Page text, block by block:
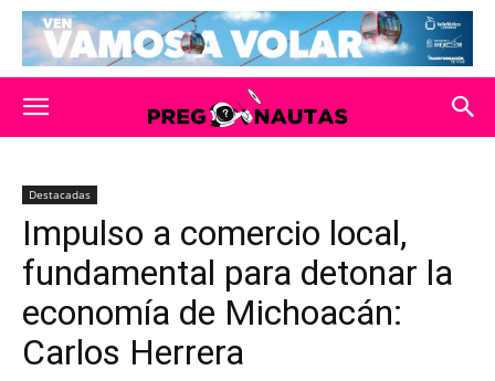
Destacadas
Impulso a comercio local,
fundamental para detonar la
economía de Michoacán:
Carlos Herrera